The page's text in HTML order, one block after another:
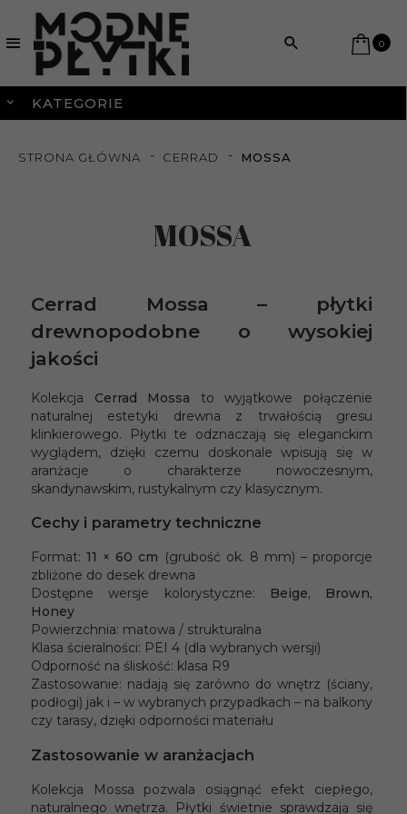
0
KATEGORIE
STRONA GŁÓWNA CERRAD MOSSA
MOSSA
Cerrad Mossa – płytki
drewnopodobne o wysokiej
jakości
Kolekcja Cerrad Mossa to wyjątkowe połączenie
naturalnej estetyki drewna z trwałością gresu
klinkierowego. Płytki te odznaczają się eleganckim
wyglądem, dzięki czemu doskonale wpisują się w
aranżacje o charakterze nowoczesnym,
skandynawskim, rustykalnym czy klasycznym.
Cechy i parametry techniczne
Format:11 × 60 cm (grubość ok. 8 mm) – proporcje
zbliżone do desek drewna
Dostępne wersje kolorystyczne:
Beige, Brown,
Honey
Powierzchnia: matowa / strukturalna
Klasa ścieralności: PEI 4 (dla wybranych wersji)
Odporność na śliskość: klasa R9
Zastosowanie: nadają się zarówno do wnętrz (ściany,
podłogi) jak i – w wybranych przypadkach – na balkony
czy tarasy, dzięki odporności materiału
Zastosowanie w aranżacjach
Kolekcja Mossa pozwala osiągnąć efekt ciepłego,
naturalnego wnętrza. Płytki świetnie sprawdzają się